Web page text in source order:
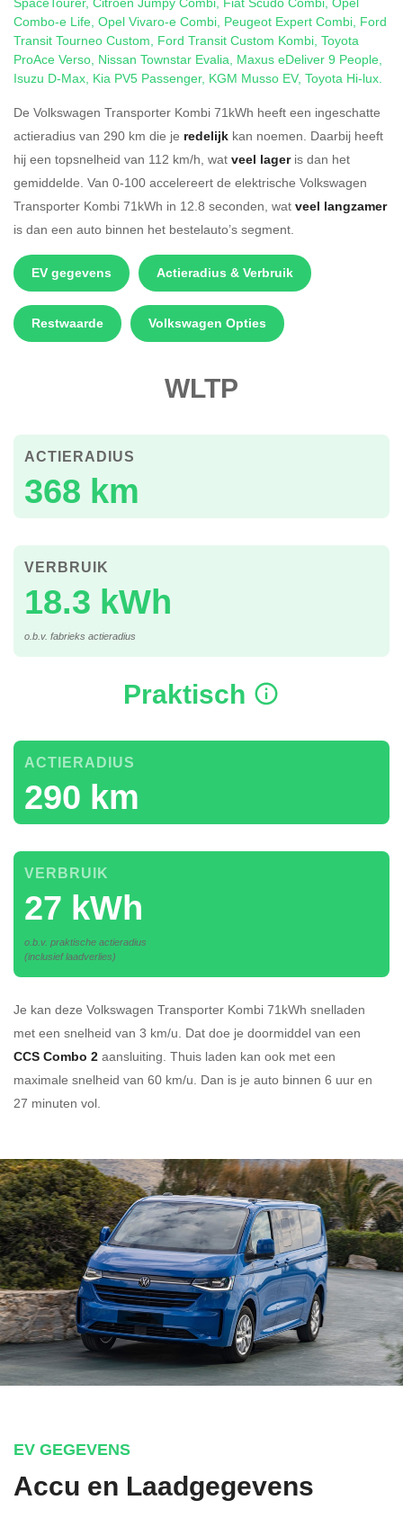
Combo-e Life, Opel Vivaro-e Combi, Peugeot Expert Combi, Ford
Transit Tourneo Custom, Ford Transit Custom Kombi, Toyota
ProAce Verso, Nissan Townstar Evalia, Maxus eDeliver 9 People,
Isuzu D-Max, Kia PV5 Passenger, KGM Musso EV, Toyota Hi-lux.
De Volkswagen Transporter Kombi 71kWh heeft een ingeschatte
actieradius van 290 km die je redelijk kan noemen. Daarbij heeft
hij een topsnelheid van 112 km/h, wat veel lageris dan het
gemiddelde. Van 0-100 accelereert de elektrische Volkswagen
Transporter Kombi 71kWh in 12.8 seconden, wat veel langzamer
is dan een auto binnen het bestelauto’s segment.
EV gegevens Actieradius & Verbruik
Restwaarde Volkswagen Opties
WLTP
368 km
ACTIERADIUS
18.3 kWh
VERBRUIK
o.b.v. fabrieks actieradius
Praktisch
290 km
ACTIERADIUS
27 kWh
VERBRUIK
o.b.v. praktische actieradius
(inclusief laadverlies)
Je kan deze Volkswagen Transporter Kombi 71kWh snelladen
met een snelheid van 3 km/u. Dat doe je doormiddel van een
CCS Combo 2 aansluiting. Thuis laden kan ook met een
maximale snelheid van 60 km/u. Dan is je auto binnen 6 uur en
27 minuten vol.
EV GEGEVENS
Accu en Laadgegevens